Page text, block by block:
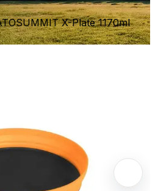
X-Plate 1170ml